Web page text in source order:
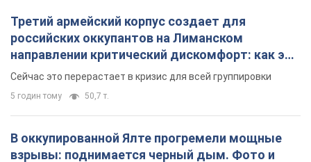
взрывы: поднимается черный дым. Фото и
видео
Город, вероятно, подвергся атаке дронов
8 годин тому 8,4 т.